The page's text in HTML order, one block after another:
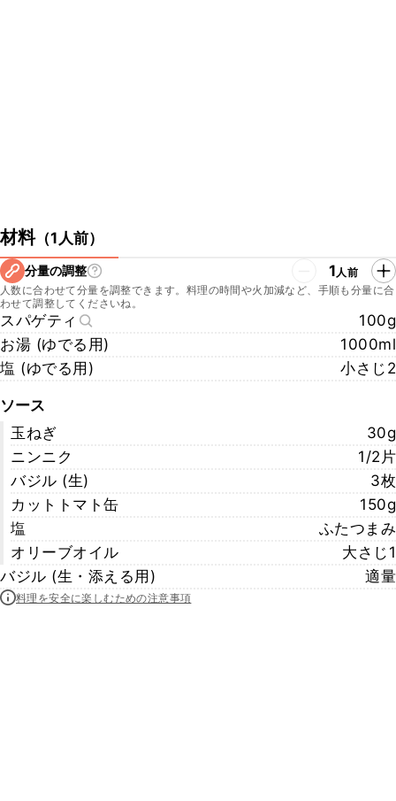
材料（1人前）
分量の調整 1人前
人数に合わせて分量を調整できます。料理の時間や火加減など、手順も分量に合
わせて調整してくださいね。
スパゲティ
100g
お湯 (ゆでる用)
1000ml
塩 (ゆでる用)
小さじ2
ソース
玉ねぎ
30g
ニンニク
1/2片
バジル (生)
3枚
カットトマト缶
150g
塩
ふたつまみ
オリーブオイル
大さじ1
バジル (生・添える用)
適量
料理を安全に楽しむための注意事項